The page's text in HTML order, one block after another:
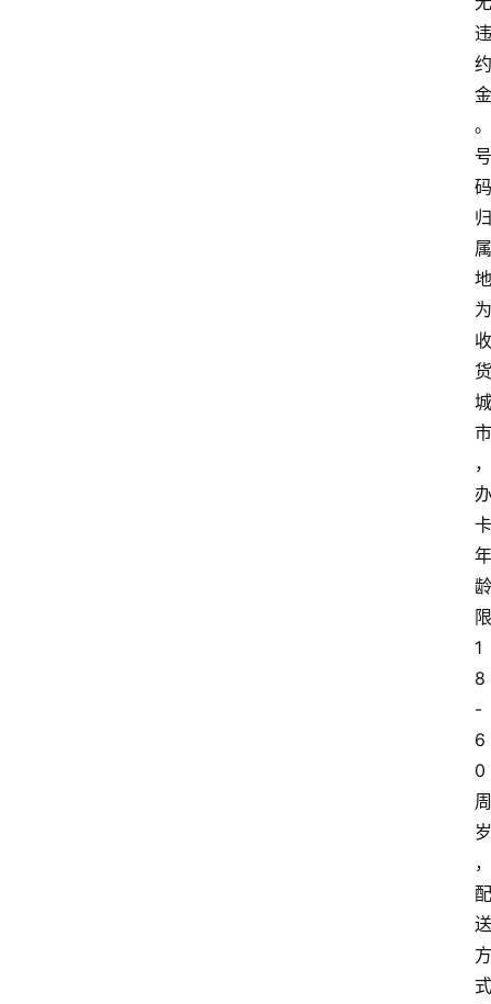
违
约
金
。
号
码
归
属
地
为
收
货
城
市
，
办
卡
年
龄
限
1
8
-
6
0
周
岁
，
配
送
方
式